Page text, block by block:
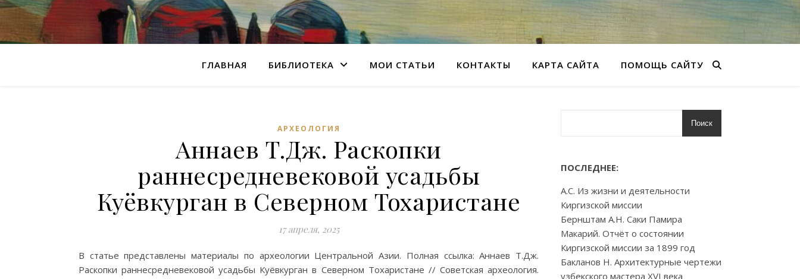
ГЛАВНАЯ БИБЛИОТЕКА МОИ СТАТЬИ КОНТАКТЫ КАРТА САЙТА ПОМОЩЬ САЙТУ
АРХЕОЛОГИЯ
Аннаев Т.Дж. Раскопки
раннесредневековой усадьбы
Куёвкурган в Северном Тохаристане
17 апреля, 2025
В статье представлены материалы по археологии Центральной Азии. Полная ссылка: Аннаев Т.Дж.
Раскопки раннесредневековой усадьбы Куёвкурган в Северном Тохаристане // Советская археология.
Поиск
ПОСЛЕДНЕЕ:
А.С. Из жизни и деятельности
Киргизской миссии
Бернштам А.Н. Саки Памира
Макарий. Отчёт о состоянии
Киргизской миссии за 1899 год
Бакланов Н. Архитектурные чертежи
узбекского мастера XVI века